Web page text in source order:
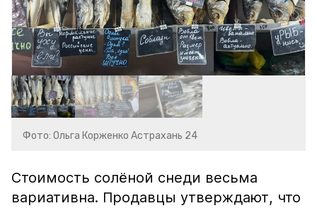
Фото: Ольга Корженко Астрахань 24
Стоимость солёной снеди весьма
вариативна. Продавцы утверждают, что